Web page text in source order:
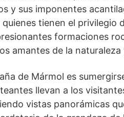
y sus imponentes
quienes tienen el
formaciones
amantes de la naturaleza
de Mármol es
llevan a los
vistas panorámicas